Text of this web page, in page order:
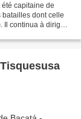
capitaine de
dont celle
continua à diriger